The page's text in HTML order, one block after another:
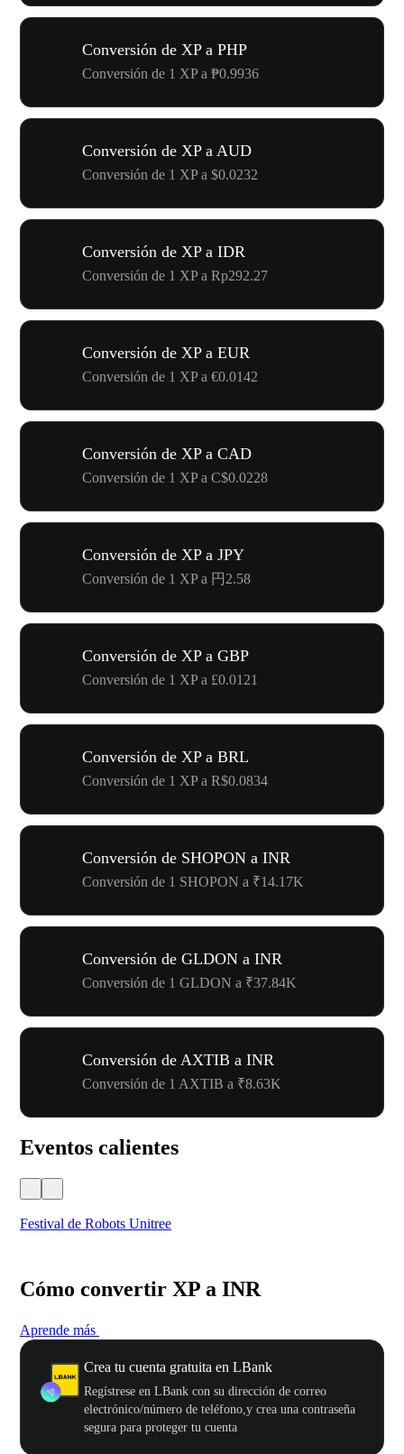
Conversión de XP a PHP
Conversión de 1 XP a ₱0.9936
Conversión de XP a AUD
Conversión de 1 XP a $0.0232
Conversión de XP a IDR
Conversión de 1 XP a Rp292.27
Conversión de XP a EUR
Conversión de 1 XP a €0.0142
Conversión de XP a CAD
Conversión de 1 XP a C$0.0228
Conversión de XP a JPY
Conversión de 1 XP a 円2.58
Conversión de XP a GBP
Conversión de 1 XP a £0.0121
Conversión de XP a BRL
Conversión de 1 XP a R$0.0834
Conversión de SHOPON a INR
Conversión de 1 SHOPON a ₹14.17K
Conversión de GLDON a INR
Conversión de 1 GLDON a ₹37.84K
Conversión de AXTIB a INR
Conversión de 1 AXTIB a ₹8.63K
Eventos calientes
Festival de Robots Unitree
Cómo convertir XP a INR
Aprende más
Crea tu cuenta gratuita en LBank
Regístrese en LBank con su dirección de correo
electrónico/número de teléfono,y crea una contraseña
segura para proteger tu cuenta